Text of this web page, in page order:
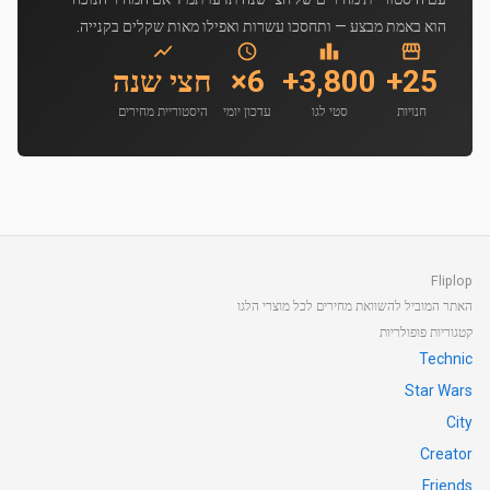
הוא באמת מבצע — ותחסכו עשרות ואפילו מאות שקלים בקנייה.
25+
חנויות
3,800+
סטי לגו
6×
עדכון יומי
חצי שנה
היסטוריית מחירים
Fliplop
האתר המוביל להשוואת מחירים לכל מוצרי הלגו
קטגוריות פופולריות
Technic
Star Wars
City
Creator
Friends